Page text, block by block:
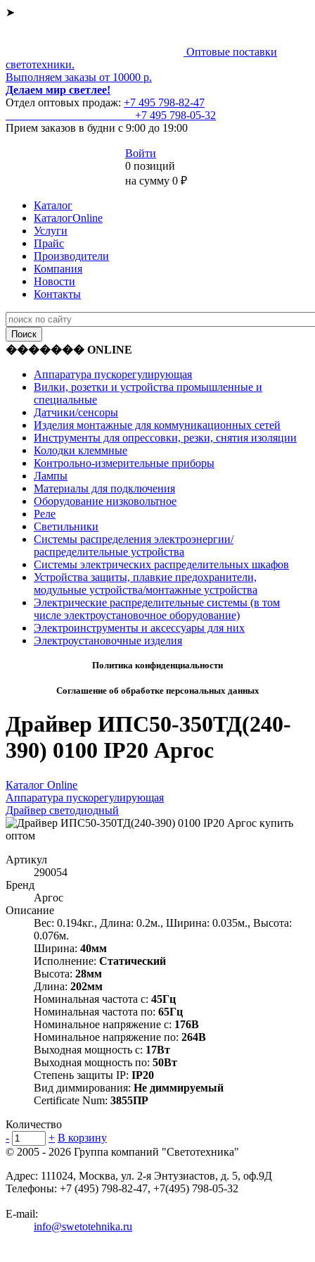
➤
Оптовые поставки
светотехники.
Выполняем заказы от 10000 р.
Делаем мир светлее!
Отдел оптовых продаж: +7 495 798-82-47
+7 495 798-05-32
Прием заказов в будни с 9:00 до 19:00
Войти
0 позиций
на сумму 0 ₽
Каталог
КаталогOnline
Услуги
Прайс
Производители
Компания
Новости
Контакты
������� ONLINE
Аппаратура пускорегулирующая
Вилки, розетки и устройства промышленные и
специальные
Датчики/сенсоры
Изделия монтажные для коммуникационных сетей
Инструменты для опрессовки, резки, снятия изоляции
Колодки клеммные
Контрольно-измерительные приборы
Лампы
Материалы для подключения
Оборудование низковольтное
Реле
Светильники
Системы распределения электроэнергии/
распределительные устройства
Системы электрических распределительных шкафов
Устройства защиты, плавкие предохранители,
модульные устройства/монтажные устройства
Электрические распределительные системы (в том
числе электроустановочное оборудование)
Электроинструменты и аксессуары для них
Электроустановочные изделия
Политика конфиденциальности
Соглашение об обработке персональных данных
Драйвер ИПС50-350ТД(240-
390) 0100 IP20 Аргос
Каталог Online
Аппаратура пускорегулирующая
Драйвер светодиодный
Артикул
290054
Бренд
Аргос
Описание
Вес: 0.194кг., Длина: 0.2м., Ширина: 0.035м., Высота:
0.076м.
Ширина: 40мм
Исполнение: Статический
Высота: 28мм
Длина: 202мм
Номинальная частота с: 45Гц
Номинальная частота по: 65Гц
Номинальное напряжение с: 176В
Номинальное напряжение по: 264В
Выходная мощность с: 17Вт
Выходная мощность по: 50Вт
Степень защиты IP: IP20
Вид диммирования: Не диммируемый
Certificate Num: 3855ПР
Количество
-
+ В корзину
© 2005 - 2026 Группа компаний "Светотехника"
Адрес: 111024, Москва, ул. 2-я Энтузиастов, д. 5, оф.9Д
Телефоны: +7 (495) 798-82-47, +7(495) 798-05-32
E-mail:
info@swetotehnika.ru